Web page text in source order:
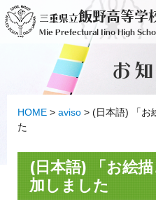
al
contenido
三重県立飯野高等学
Mie Prefectural Iino High
お
HOME > aviso > (日本語) 「お
た
(日本語) 「お絵
加しました